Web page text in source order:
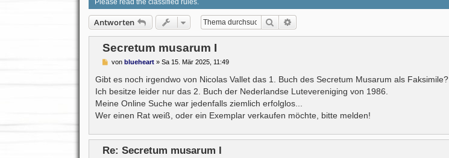
Please read the classified rules.
Antworten Suche
Secretum musarum I
B
i
t
r
g
vonblueheart »Sa 15. Mär 2025, 11:49
Gibt es noch irgendwo von Nicolas Vallet das 1. Buch des Secretum Musarum als Faksimile?
Ich besitze leider nur das 2. Buch der Nederlandse Lutevereniging von 1986.
Meine Online Suche war jedenfalls ziemlich erfolglos...
Wer einen Rat weiß, oder ein Exemplar verkaufen möchte, bitte melden!
Re: Secretum musarum I